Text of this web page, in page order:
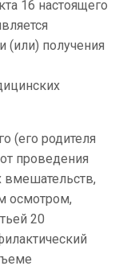
16 настоящего
(или) получения
(его родителя
проведения
вмешательств,
осмотром,
20